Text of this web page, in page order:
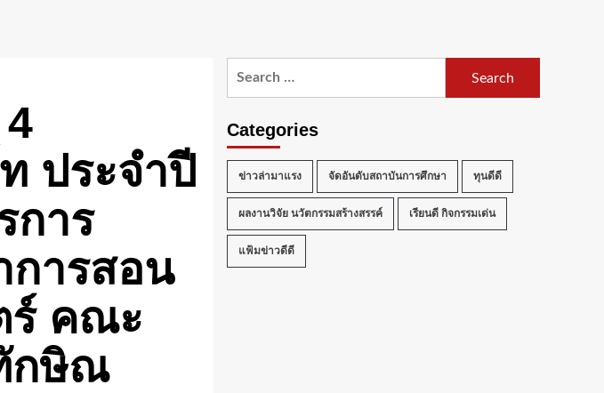
ประจำปี
การ
ารสอน
ร์ คณะ
กษิณ
Categories
ข่าวล่ามาแรง จัดอันดับสถาบันการศึกษา ทุนดีดี
ผลงานวิจัย นวัตกรรมสร้างสรรค์ เรียนดี กิจกรรมเด่น
แฟ้มข่าวดีดี